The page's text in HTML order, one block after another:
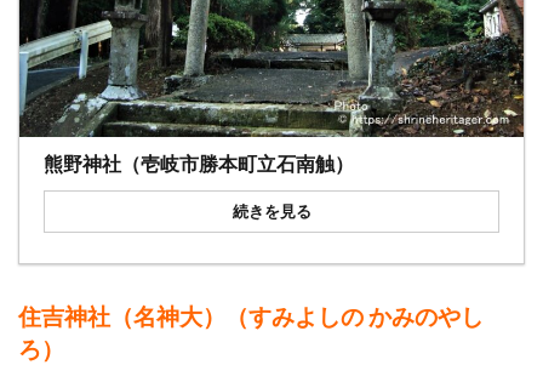
熊野神社（壱岐市勝本町立石南触）
続きを見る
住吉神社（名神大）（すみよしの かみのやし
ろ）